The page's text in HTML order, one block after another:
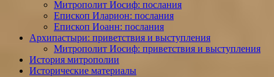
Митрополит Иосиф: послания
Епископ Иларион: послания
Епископ Иоанн: послания
Архипастыри: приветствия и выступления
Митрополит Иосиф: приветствия и выступления
История митрополии
Исторические материалы